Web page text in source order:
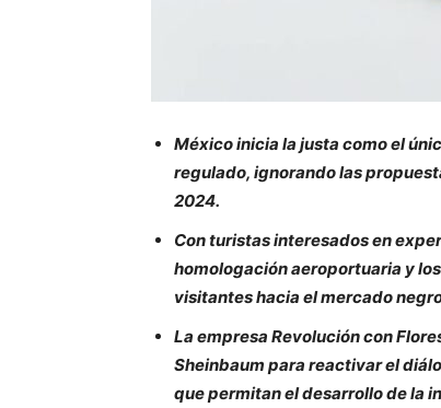
México inicia la justa como el
regulado, ignorando las
2024.
Con turistas interesados en
homologación aeroportuaria y
visitantes hacia el mercado
La empresa Revolución con
Sheinbaum para reactivar el
que permitan el desarrollo de la